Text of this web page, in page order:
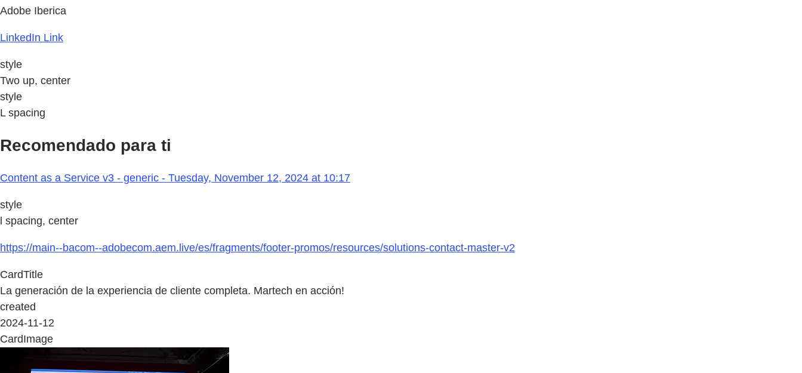
Adobe Iberica
LinkedIn Link
style
Two up, center
style
L spacing
Recomendado para ti
Content as a Service v3 - generic - Tuesday, November 12, 2024 at 10:17
style
l spacing, center
https://main--bacom--adobecom.aem.live/es/fragments/footer-promos/resources/solutions-contact-master-v2
CardTitle
La generación de la experiencia de cliente completa. Martech en acción!
created
2024-11-12
CardImage